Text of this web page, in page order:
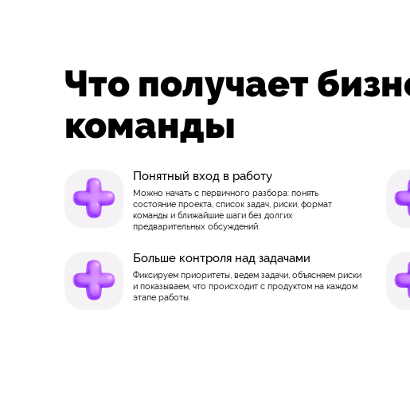
Что получает
команды
Понятный вход в работу
Можно начать с первичного разбора: понять
состояние проекта, список задач, риски, формат
команды и ближайшие шаги без долгих
предварительных обсуждений.
Больше контроля над задачами
Фиксируем приоритеты, ведем задачи, объясняем риски
и показываем, что происходит с продуктом на каждом
этапе работы.